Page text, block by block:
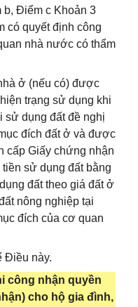
b, Điểm c Khoản 3
có quyết định công
nhà nước có thẩm
ở (nếu có) được
trạng sử dụng khi
sử dụng đất đề nghị
đích đất ở và được
cấp Giấy chứng nhận
sử dụng đất bằng
đất theo giá đất ở
nông nghiệp tại
đích của cơ quan
Điều này.
công nhận quyền
cho hộ gia đình,